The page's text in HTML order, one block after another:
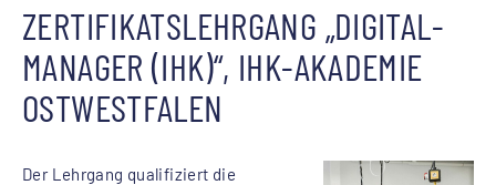
ZERTIFIKATSLEHRGANG „DIGITAL-
MANAGER (IHK)“, IHK-AKADEMIE
OSTWESTFALEN
Der Lehrgang qualifiziert die